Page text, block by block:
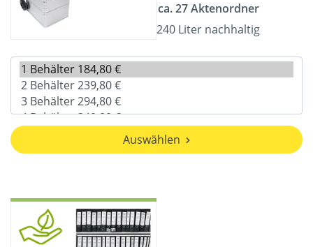
ca. 27 Aktenordner
240 Liter nachhaltig
Auswählen